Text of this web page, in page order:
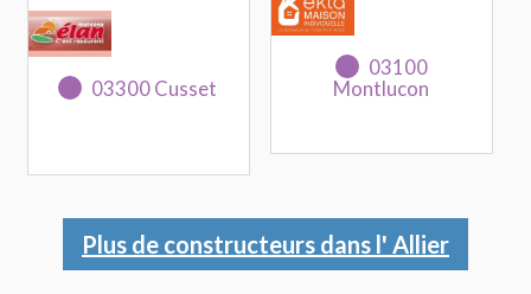
03300 Cusset
03100
Montlucon
Plus de constructeurs dans l' Allier